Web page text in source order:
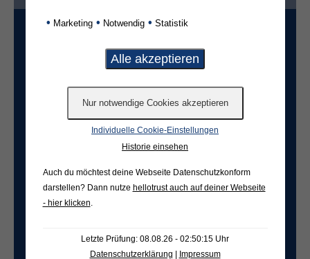
Grabart
Freifeld für evtl. Anmerkungen
• Marketing • Notwendig • Statistik
Individuelle Cookie-Einstellungen
Historie einsehen
Auch du möchtest deine Webseite Datenschutzkonform
darstellen? Dann nutze hellotrust auch auf deiner Webseite
- hier klicken
Letzte Prüfung: 08.08.26 - 02:50:15 Uhr
Datenschutzerklärung | Impressum